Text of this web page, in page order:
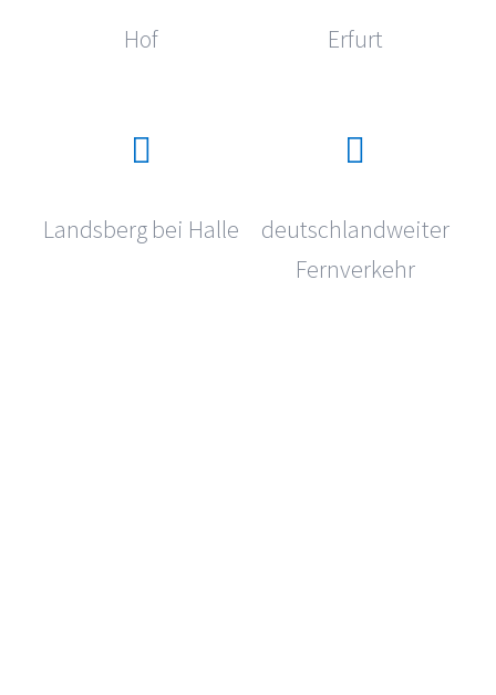
Hof Erfurt
Landsberg bei Halle
deutschlandweiter
Fernverkehr